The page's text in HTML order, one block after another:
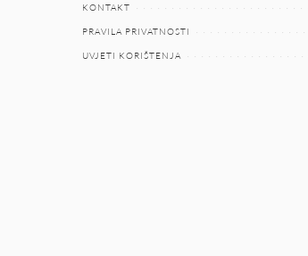
KONTAKT
PRAVILA PRIVATNOSTI
UVJETI KORIŠTENJA